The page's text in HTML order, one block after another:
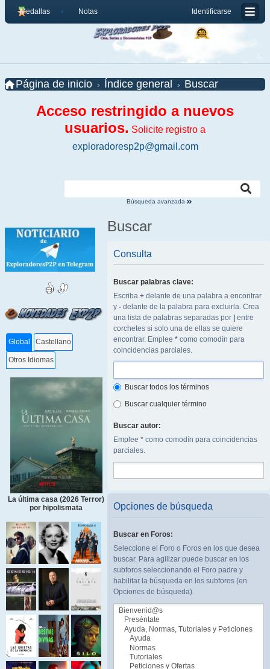
Identificarse
Medallas Notas
Página de inicio Índice general Buscar
Acceso restringido a nuevos
usuarios. Solicite registro a
exploradoresp2p@gmail.com
Búsqueda avanzada
Global Castellano
Otros Idiomas
La última casa (2026 Terror)
por hipolismata
Buscar
Consulta
Buscar palabras clave:
Escriba + delante de una palabra a encontrar
y - delante de la palabra para excluirla. Crea
una lista de palabras separadas por
entre
corchetes si solo una de ellas se quiere
encontrar. Emplee * como comodín para
coincidencias parciales.
Buscar todos los términos
Buscar cualquier término
Buscar autor:
Emplee * como comodín para coincidencias
parciales.
Opciones de búsqueda
Buscar en Foros:
Seleccione el Foro o Foros en los que desea
buscar. Para agilizar puede buscar en los
subforos seleccionando el Foro padre y
habilitar la búsqueda en los subforos (en
Opciones de búsqueda).